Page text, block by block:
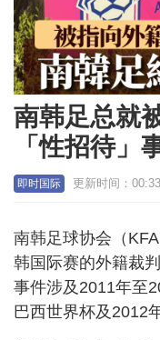
南韩足总就
「性招待」
即时国际 更新时间：
南韩足球协会（
韩国际赛的外籍裁
事件涉及2011年至
巴西世界杯及2012